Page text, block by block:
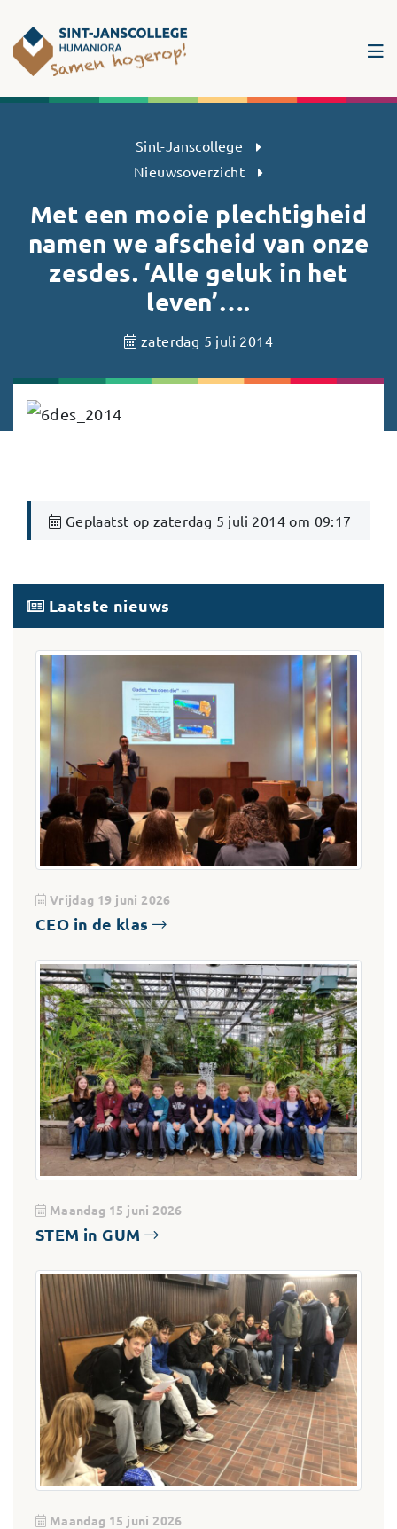
Sint-Janscollege Humaniora
Sint-Janscollege
Nieuwsoverzicht
Met een mooie plechtigheid
namen we afscheid van onze
zesdes. ‘Alle geluk in het
leven’….
zaterdag 5 juli 2014
Geplaatst op zaterdag 5 juli 2014 om 09:17
Laatste nieuws
Vrijdag 19 juni 2026
CEO in de klas
Maandag 15 juni 2026
STEM in GUM
Maandag 15 juni 2026